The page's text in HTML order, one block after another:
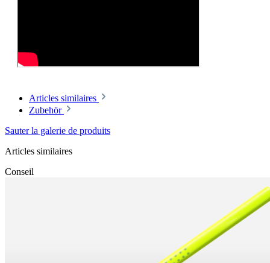
Articles similaires
Zubehör
Sauter la galerie de produits
Articles similaires
Conseil